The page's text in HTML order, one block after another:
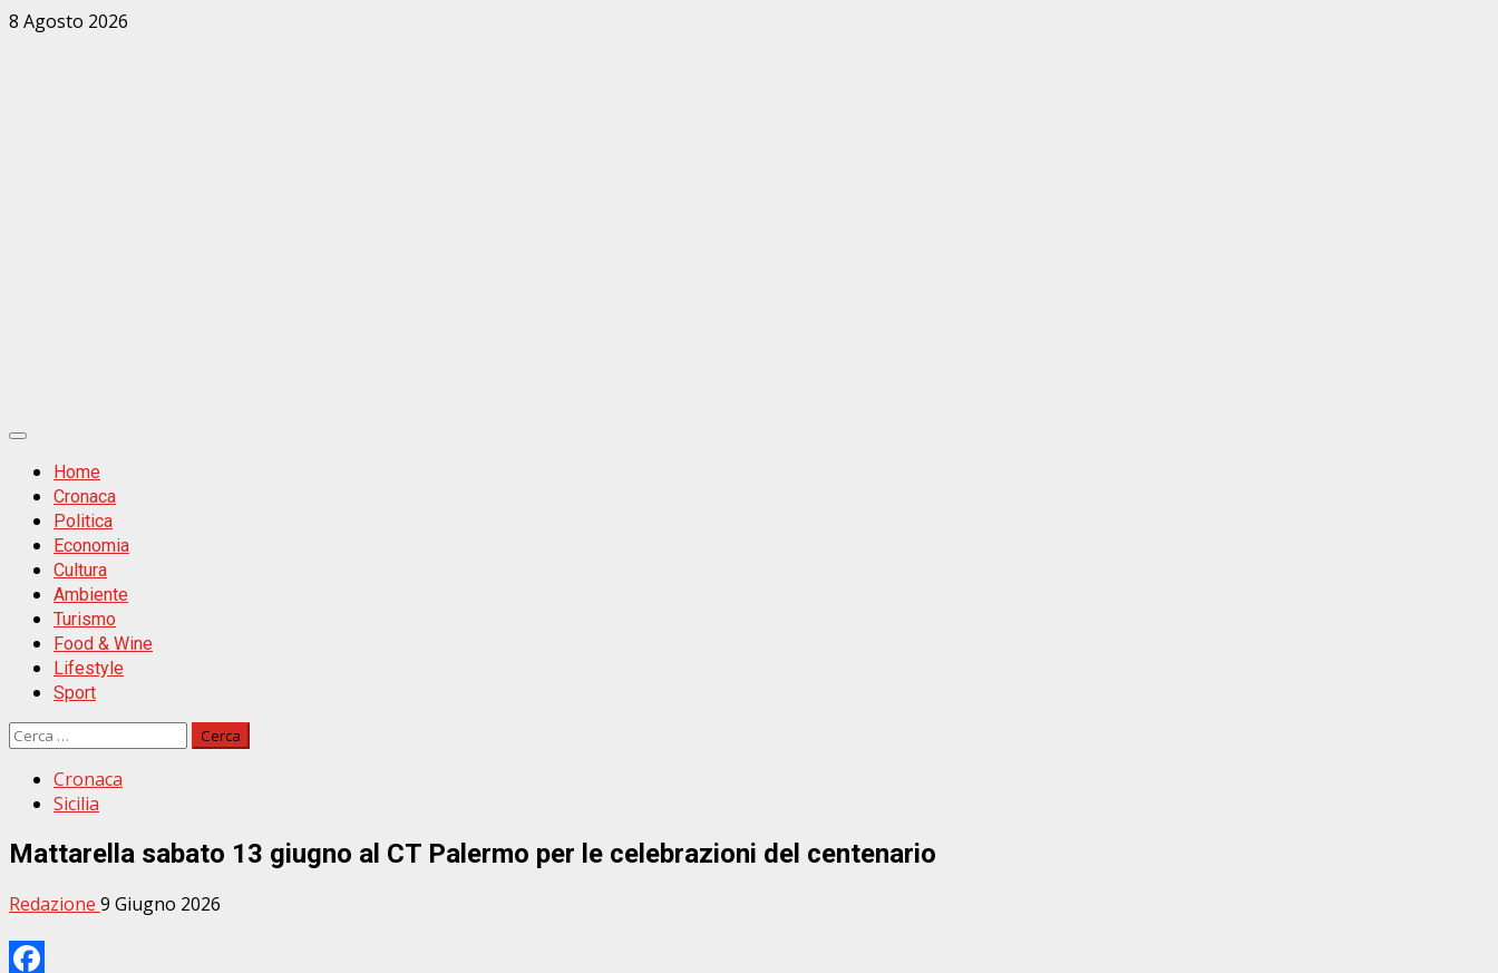
Zum
8 Agosto 2026
Primäres
MenüHome
Cronaca
Politica
Economia
Cultura
Ambiente
Turismo
Food & Wine
Lifestyle
Sport
Ricerca
Cronaca
Sicilia
Mattarella sabato 13 giugno al CT Palermo per le celebrazioni del centenario
Redazione 9 Giugno 2026